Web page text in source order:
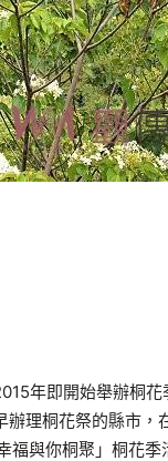
年即開始舉辦桐
理桐花祭的縣市，
與你桐聚」桐花